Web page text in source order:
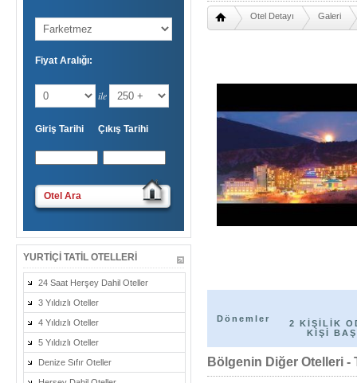
Fiyat Aralığı:
ile
Giriş Tarihi Çıkış Tarihi
Otel Ara
YURTIÇI TATIL OTELLERI
24 Saat Herşey Dahil Oteller
3 Yıldızlı Oteller
4 Yıldızlı Oteller
5 Yıldızlı Oteller
Denize Sıfır Oteller
Otel Detayı Galeri
Dönemler
2 KİŞİLİK
KİŞİ
Bölgenin Diğer Otelleri -